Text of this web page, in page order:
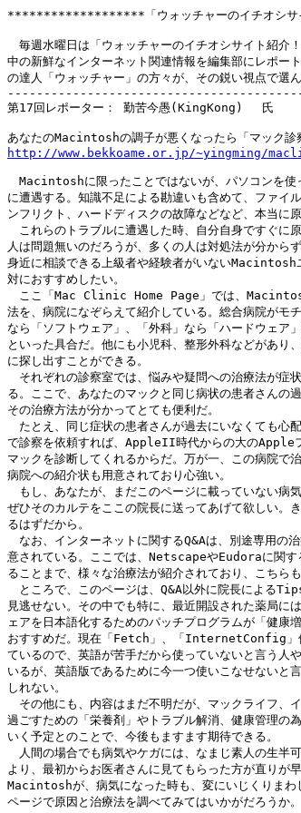
*******************「ウォッチャーのイチオシ
毎週水曜日は「ウォッチャーのイチオシサイト紹介
中の新鮮なインターネット関連情報を編集部にレポー
の達人「ウォッチャー」の方々が、その鋭い視点で選
第17回レポーター： 勤苦今愚(KingKong) 　氏
http://www.bekkoame.or.jp/~yingming/
Macintoshに限ったことではないが、パソコンを使
に遭遇する。知識不足による勘違いも含めて、ファイ
ンフリクト、ハードディスクの故障などなど、本当に
これらのトラブルに遭遇した時、自分自身ですぐに
人は問題無いのだろうが、多くの人は対処法が分から
身近に相談できる上級者や経験者がいないMacintosh
対におすすめしたい。
ここ「Mac Clinic Home Page」では、
法を、病院になぞらえて紹介している。総合病院がモ
なら「ソフトウェア」、「外科」なら「ハードウェア
といった具合だ。他にも小児科、整形外科などがあり
に探し出すことができる。
それぞれの診察室では、悩みや疑問への治療法が症
る。ここで、あなたのマックと同じ病状の患者さんの
その治療方法が分かってとても便利だ。
たとえ、同じ症状の患者さんが過去にいなくても心
で診察を依頼すれば、AppleII時代からの大のApple
マックを診断してくれるからだ。万が一、この病院で
病院への紹介状も用意されており心強い。
もし、あなたが、まだこのページに載っていない病
ぜひそのカルテをここの院長に送ってあげて欲しい。
るはずだから。
なお、インターネットに関するQ&Aは、別途専
意されている。ここでは、NetscapeやEudoraに関す
ることまで、様々な治療法が紹介されており、こちらも
ところで、このページは、Q&A以外に院長による
見逃せない。その中でも特に、最近開設された薬局
ェアを日本語化するためのパッチプログラムが「健康
おすすめだ。現在「Fetch」、「InternetConfig」
ているので、英語が苦手だから使っていないと言う人
いるが、英語版であるために今一つ使いこなせないと
しれない。
その他にも、内容はまだ不明だが、マックライフ、
過ごすための「栄養剤」やトラブル解消、健康管理の
いく予定とのことで、今後もますます期待できる。
人間の場合でも病気やケガには、なまじ素人の生半
より、最初からお医者さんに見てもらった方が直りが
Macintoshが、病気になった時も、変にいじくりまわ
ページで原因と治療法を調べてみてはいかがだろうか。